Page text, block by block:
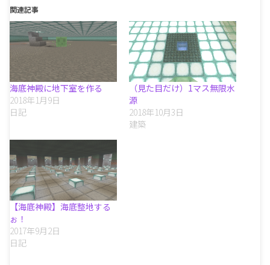
関連記事
海底神殿に地下室を作る
2018年1月9日
日記
（見た目だけ）1マス無限水
源
2018年10月3日
建築
【海底神殿】海底整地する
ぉ！
2017年9月2日
日記